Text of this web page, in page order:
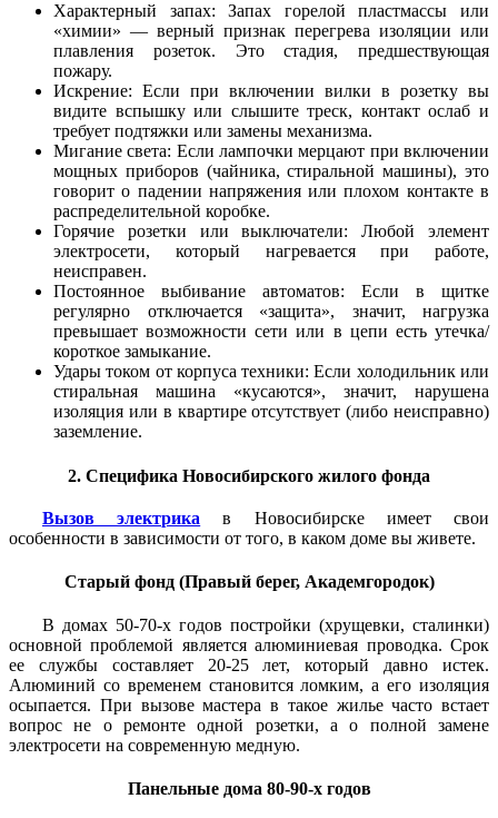
Характерный запах: Запах горелой пластмассы или
«химии» — верный признак перегрева изоляции или
плавления розеток. Это стадия, предшествующая
пожару.
Искрение: Если при включении вилки в розетку вы
видите вспышку или слышите треск, контакт ослаб и
требует подтяжки или замены механизма.
Мигание света: Если лампочки мерцают при включении
мощных приборов (чайника, стиральной машины), это
говорит о падении напряжения или плохом контакте в
распределительной коробке.
Горячие розетки или выключатели: Любой элемент
электросети, который нагревается при работе,
неисправен.
Постоянное выбивание автоматов: Если в щитке
регулярно отключается «защита», значит, нагрузка
превышает возможности сети или в цепи есть утечка/
короткое замыкание.
Удары током от корпуса техники: Если холодильник или
стиральная машина «кусаются», значит, нарушена
изоляция или в квартире отсутствует (либо неисправно)
заземление.
2. Специфика Новосибирского жилого фонда
Вызов электрика в Новосибирске имеет свои
особенности в зависимости от того, в каком доме вы живете.
Старый фонд (Правый берег, Академгородок)
В домах 50-70-х годов постройки (хрущевки, сталинки)
основной проблемой является алюминиевая проводка. Срок
ее службы составляет 20-25 лет, который давно истек.
Алюминий со временем становится ломким, а его изоляция
осыпается. При вызове мастера в такое жилье часто встает
вопрос не о ремонте одной розетки, а о полной замене
электросети на современную медную.
Панельные дома 80-90-х годов